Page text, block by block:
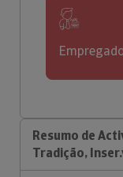
Resumo de
Tradição,